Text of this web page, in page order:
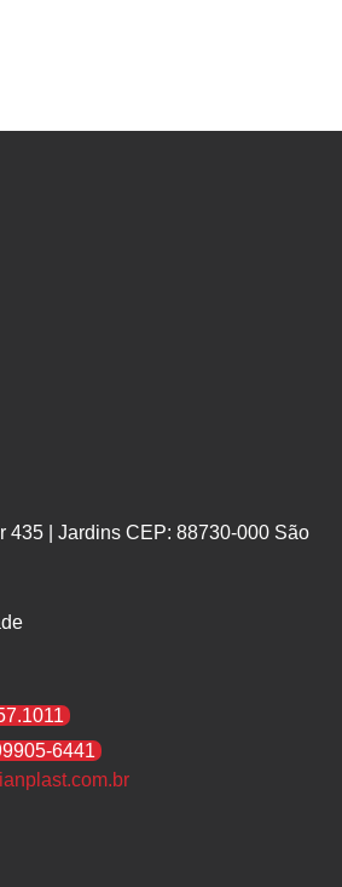
435 | Jardins CEP: 88730-000 São
6441